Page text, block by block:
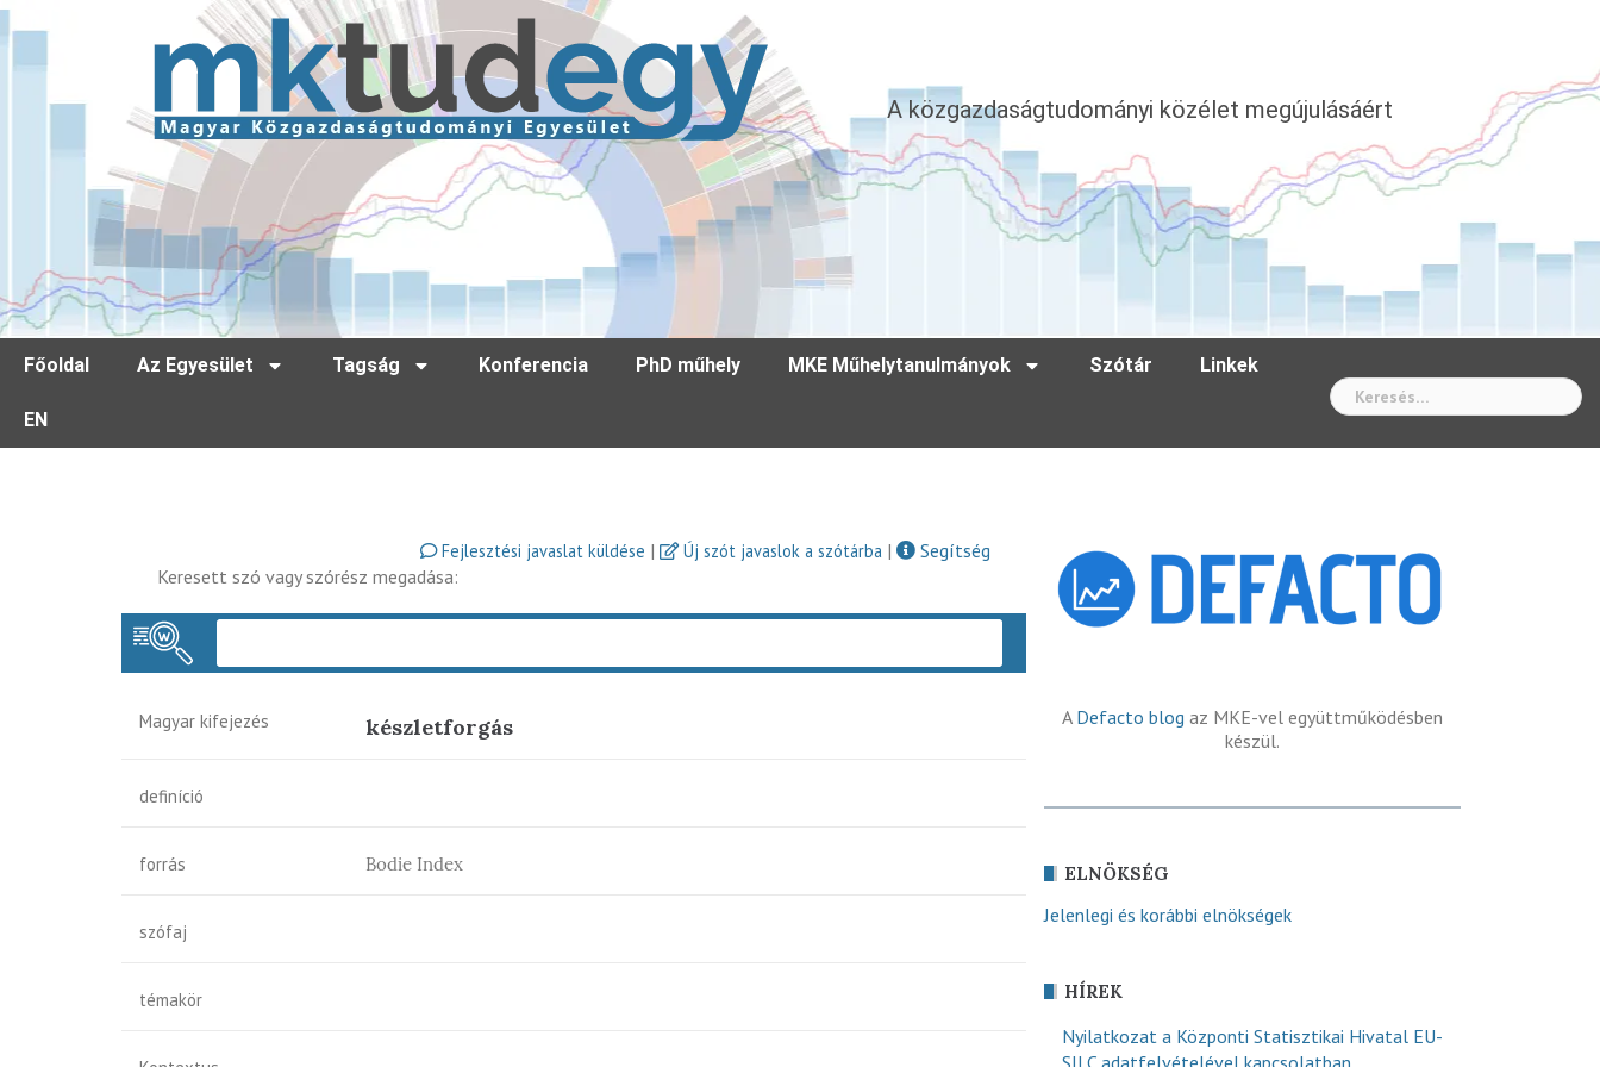
A közgazdaságtudományi közélet megújulásáért
Főoldal Az Egyesület Tagság Konferencia PhD műhely MKE Műhelytanulmányok Szótár Linkek
EN
Fejlesztési javaslat küldése | Új szót javaslok a szótárba |
Segítség
Keresett szó vagy szórész megadása:
Magyar kifejezés készletforgás
definíció
forrás Bodie Index
szófaj
témakör
A Defacto blog az MKE-vel együttműködésben
készül.
ELNÖKSÉG
Jelenlegi és korábbi elnökségek
HÍREK
Nyilatkozat a Központi Statisztikai Hivatal EU-
SILC adatfelvételével kapcsolatban